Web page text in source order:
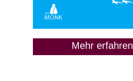
Mehr erfahren